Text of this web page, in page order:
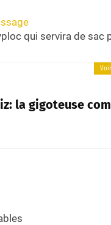
qui servira de sac
la gigoteuse